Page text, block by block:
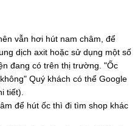
vẫn hơi hút nam châm, để
dịch axit hoặc sử dụng một số
đang có trên thị trường. "Ốc
Quý khách có thể Google
tiết).
để hút ốc thì đi tìm shop khác